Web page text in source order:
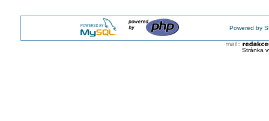
Powered by
Stránka